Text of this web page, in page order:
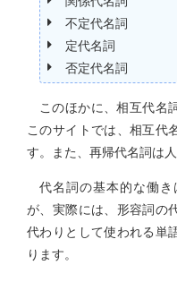
不定代名詞
定代名詞
否定代名詞
このほかに、相互代名
このサイトでは、相互代
す。また、再帰代名詞は
代名詞の基本的な働
が、実際には、形容詞の
代わりとして使われる単
ります。